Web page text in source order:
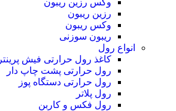
وکس رزین ریبون
رزین ریبون
وکس ریبون
ریبون سوزنی
انواع رول
کاغذ رول حرارتی فیش پرینتر
رول حرارتی پشت چاپ دار
رول حرارتی دستگاه پوز
رول پلاتر
رول فکس و کاربن